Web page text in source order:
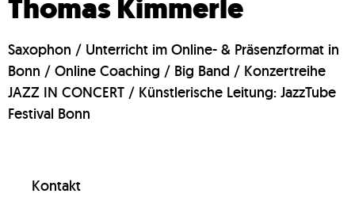
Thomas Kimmerle
Saxophon / Unterricht im Online- & Präsenzformat in
Bonn / Online Coaching / Big Band / Konzertreihe
JAZZ IN CONCERT / Künstlerische Leitung: JazzTube
Festival Bonn
Kontakt